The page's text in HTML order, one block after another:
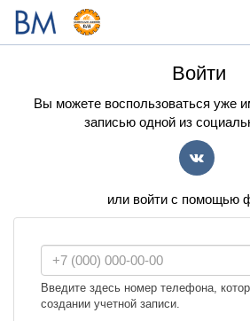
Войти
Вы можете воспользоваться уже
записью одной из
или войти с помощью
Введите здесь номер телефона,
создании учетной записи.